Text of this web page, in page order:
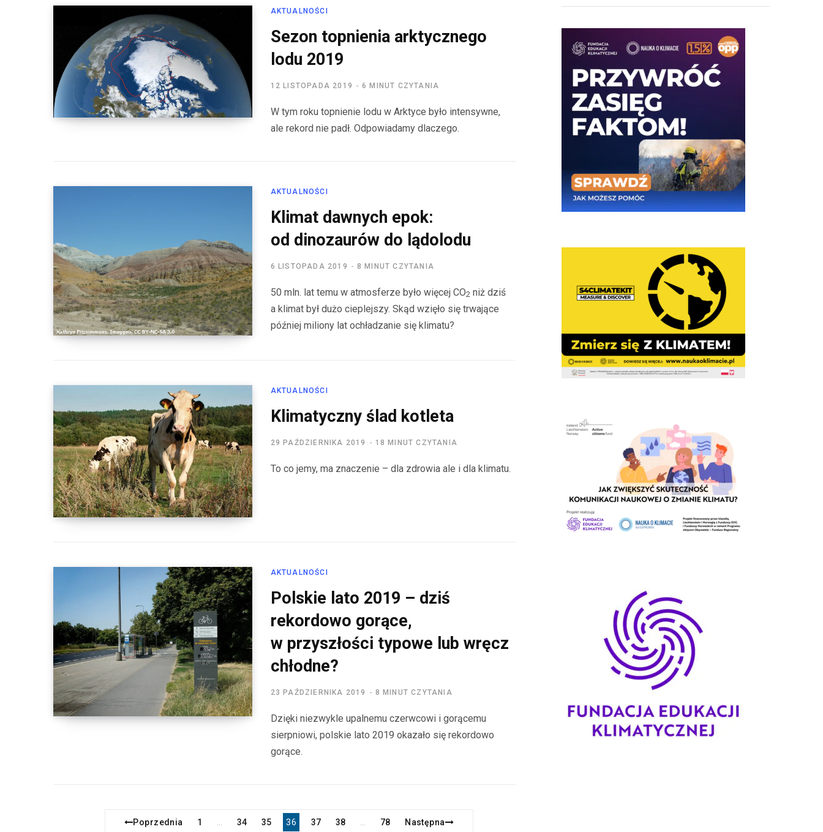
AKTUALNOŚCI
Sezon topnienia arktycznego
lodu 2019
12 LISTOPADA 2019 6 MINUT CZYTANIA
W tym roku topnienie lodu w Arktyce było intensywne,
ale rekord nie padł. Odpowiadamy dlaczego.
AKTUALNOŚCI
Klimat dawnych epok:
od dinozaurów do lądolodu
6 LISTOPADA 2019 8 MINUT CZYTANIA
50 mln. lat temu w atmosferze było więcej CO2 niż dziś
a klimat był dużo cieplejszy. Skąd wzięło się trwające
później miliony lat ochładzanie się klimatu?
AKTUALNOŚCI
Klimatyczny ślad kotleta
29 PAŹDZIERNIKA 2019 18 MINUT CZYTANIA
To co jemy, ma znaczenie – dla zdrowia ale i dla klimatu.
AKTUALNOŚCI
Polskie lato 2019 – dziś
rekordowo gorące,
w przyszłości typowe lub wręcz
chłodne?
23 PAŹDZIERNIKA 2019 8 MINUT CZYTANIA
Dzięki niezwykle upalnemu czerwcowi i gorącemu
sierpniowi, polskie lato 2019 okazało się rekordowo
gorące.
Poprzednia 1 … 34 35 36 37 38 … 78 Następna